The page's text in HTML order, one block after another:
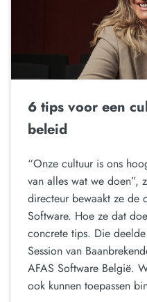
6 tips voor een
beleid
“Onze cultuur is ons
van alles wat we doen”,
directeur bewaakt ze de
Software. Hoe ze dat
concrete tips. Die
Session van
AFAS Software België.
ook kunnen toepassen